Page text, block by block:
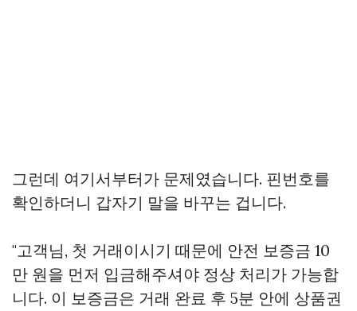
그런데 여기서부터가 문제였습니다. 핀번호를
확인하더니 갑자기 말을 바꾸는 겁니다.
"고객님, 첫 거래이시기 때문에 안전 보증금 10
만 원을 먼저 입금해주셔야 정상 처리가 가능합
니다. 이 보증금은 거래 완료 후 5분 안에 상품권